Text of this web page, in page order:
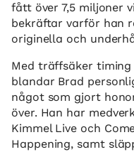
fått över 7,5 miljoner
bekräftar varför han
originella och
Med träffsäker
blandar Brad
något som gjort
över. Han har
Kimmel Live och
Happening, samt